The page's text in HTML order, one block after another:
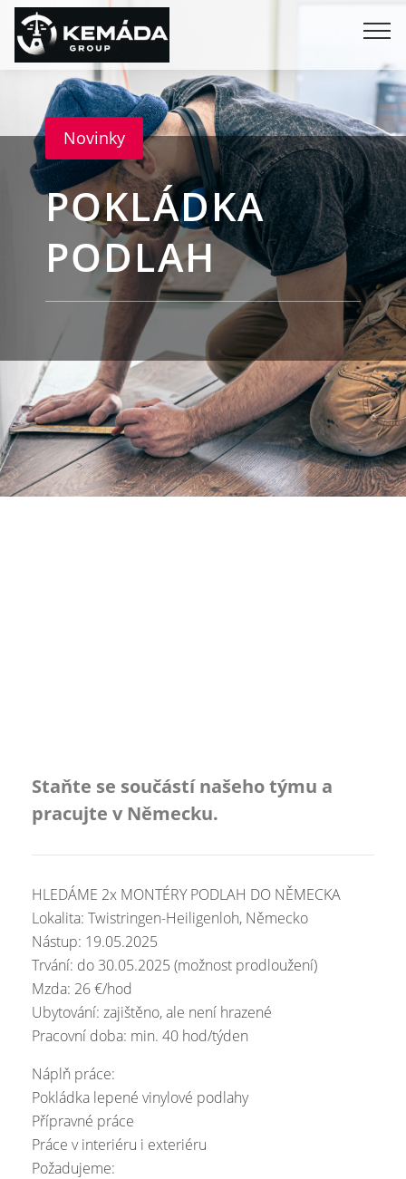
Novinky
POKLÁDKA
PODLAH
Staňte se součástí našeho týmu a
pracujte v Německu.
HLEDÁME 2x MONTÉRY PODLAH DO NĚMECKA
Lokalita: Twistringen-Heiligenloh, Německo
Nástup: 19.05.2025
Trvání: do 30.05.2025 (možnost prodloužení)
Mzda: 26 €/hod
Ubytování: zajištěno, ale není hrazené
Pracovní doba: min. 40 hod/týden
Náplň práce:
Pokládka lepené vinylové podlahy
Přípravné práce
Práce v interiéru i exteriéru
Požadujeme: